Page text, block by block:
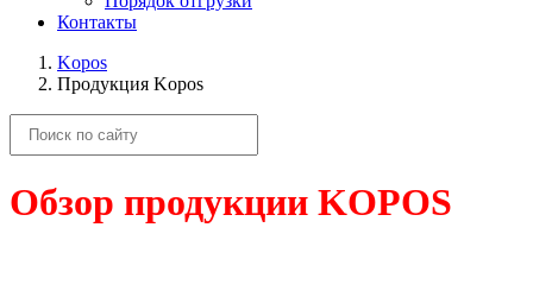
Контакты
Kopos
Продукция Kopos
Обзор продукции KOPOS